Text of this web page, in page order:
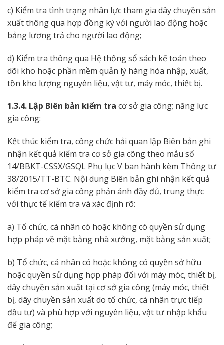
c) Kiểm tra tình trạng nhân lực tham gia dây chuyền sản
xuất thông qua hợp đồng ký với người lao động hoặc
bảng lương trả cho người lao động;
d) Kiểm tra thông qua Hệ thống sổ sách kế toán theo
dõi kho hoặc phần mềm quản lý hàng hóa nhập, xuất,
tồn kho lượng nguyên liệu, vật tư, máy móc, thiết bị.
1.3.4. Lập Biên bản kiểm tra cơ sở gia công; năng lực
gia công:
Kết thúc kiểm tra, công chức hải quan lập Biên bản ghi
nhận kết quả kiểm tra cơ sở gia công theo mẫu số
14/BBKT-CSSX/GSQL Phụ lục V ban hành kèm Thông tư
38/2015/TT-BTC. Nội dung Biên bản ghi nhận kết quả
kiểm tra cơ sở gia công phản ánh đầy đủ, trung thực
với thực tế kiểm tra và xác định rõ:
a) Tổ chức, cá nhân có hoặc không có quyền sử dụng
hợp pháp về mặt bằng nhà xưởng, mặt bằng sản xuất;
b) Tổ chức, cá nhân có hoặc không có quyền sở hữu
hoặc quyền sử dụng hợp pháp đối với máy móc, thiết bị,
dây chuyền sản xuất tại cơ sở gia công (máy móc, thiết
bị, dây chuyền sản xuất do tổ chức, cá nhân trực tiếp
đầu tư) và phù hợp với nguyên liệu, vật tư nhập khẩu
để gia công;